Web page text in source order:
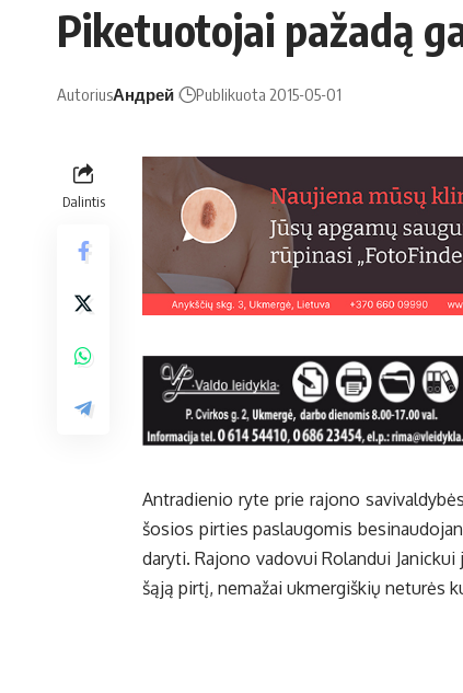
Piketuotojai pažadą
AutoriusАндрей Publikuota 2015-05-01
Dalintis
Ant­ra­die­nio ry­te prie ra­jo­no
šo­sios pir­ties pa­slau­go­mis
da­ry­ti. Ra­jo­no va­do­vui Ro­lan­dui
šą­ją pir­tį, ne­ma­žai uk­mer­giš­kių ne­tu­rės